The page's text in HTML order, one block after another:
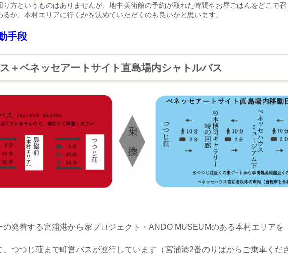
り方というものはありませんが、地中美術館の予約が取れた時間やお昼ごはんをどこで
か、本村エリアに行くかを決めていただくのも良いかと思います。
手段
＋ベネッセアートサイト直島場内シャトルバス
する宮浦港から家プロジェクト・ANDO MUSEUMのある本村エリアを
つつじ荘まで町営バスが運行しています（宮浦港2番のりばから ご乗車くだ